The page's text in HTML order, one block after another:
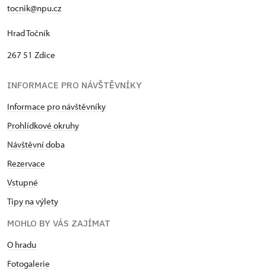
tocnik@npu.cz
Hrad Točník
267 51 Zdice
INFORMACE PRO NÁVŠTĚVNÍKY
Informace pro návštěvníky
Prohlídkové okruhy
Návštěvní doba
Rezervace
Vstupné
Tipy na výlety
MOHLO BY VÁS ZAJÍMAT
O hradu
Fotogalerie